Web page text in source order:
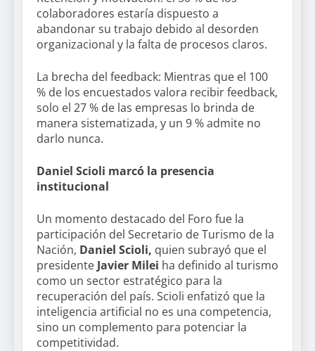
colaboradores estaría dispuesto a
abandonar su trabajo debido al desorden
organizacional y la falta de procesos claros.
La brecha del feedback: Mientras que el 100
% de los encuestados valora recibir feedback,
solo el 27 % de las empresas lo brinda de
manera sistematizada, y un 9 % admite no
darlo nunca.
Daniel Scioli marcó la presencia
institucional
Un momento destacado del Foro fue la
participación del Secretario de Turismo de la
Nación, Daniel Scioli, quien subrayó que el
presidente Javier Milei ha definido al turismo
como un sector estratégico para la
recuperación del país. Scioli enfatizó que la
inteligencia artificial no es una competencia,
sino un complemento para potenciar la
competitividad.